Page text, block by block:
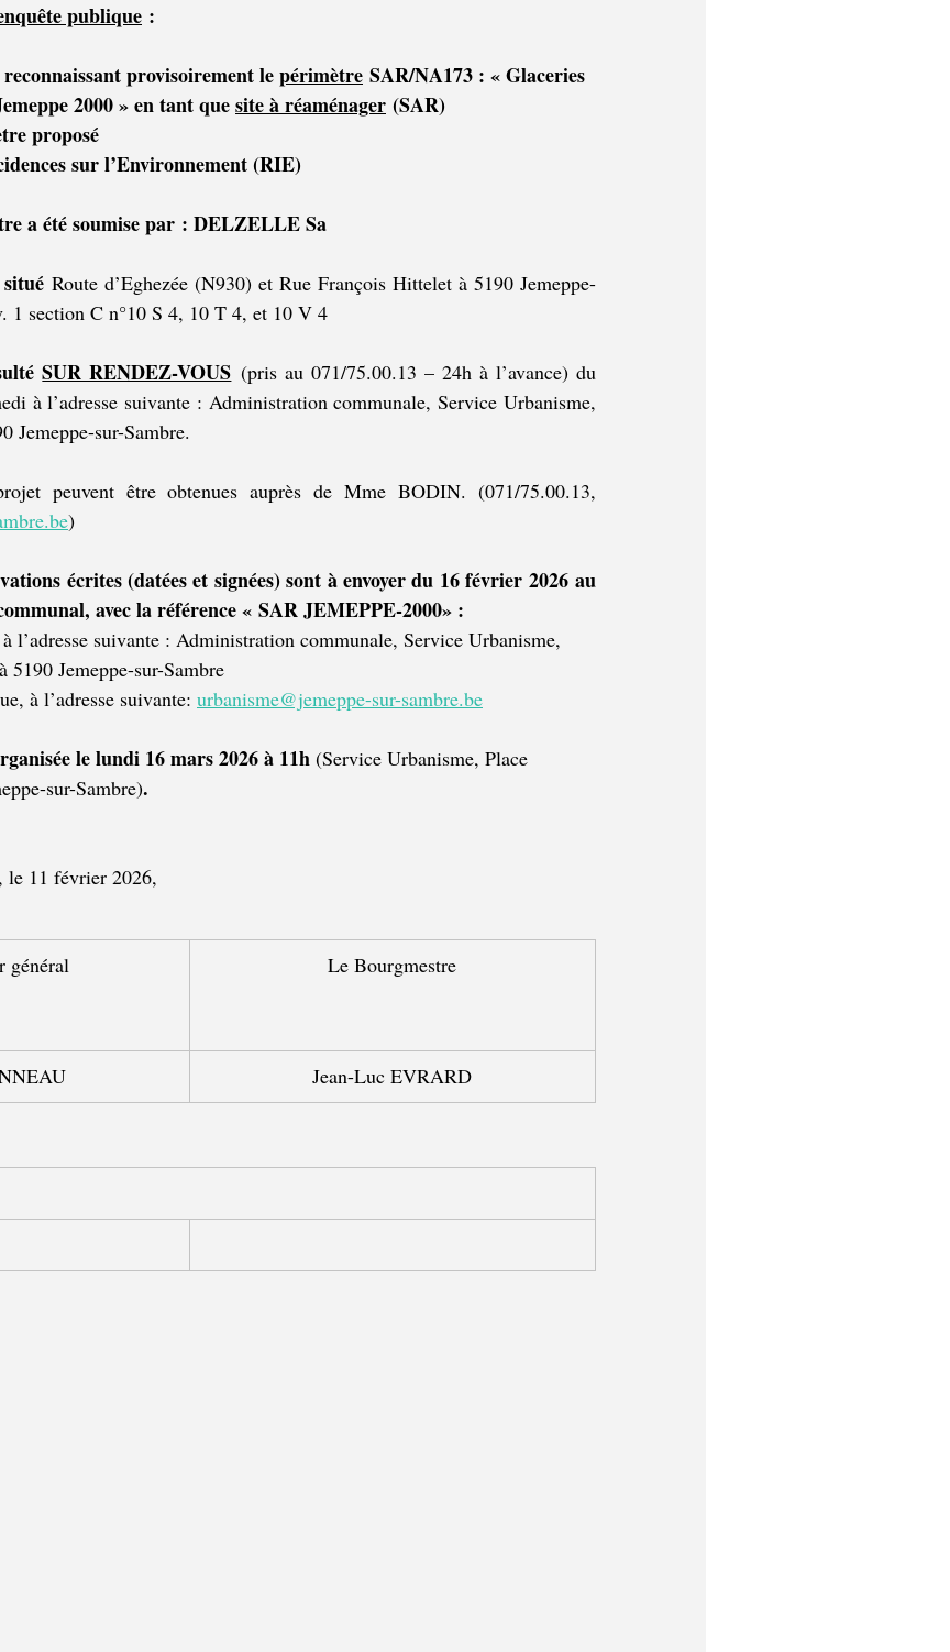
publique :
provisoirement le périmètre SAR/NA173 : « Glaceries
2000 » en tant que site à réaménager (SAR)
proposé
sur l’Environnement (RIE)
a été soumise par : DELZELLE Sa
Route d’Eghezée (N930) et Rue François Hittelet à 5190 Jemeppe-
1 section C n°10 S 4, 10 T 4, et 10 V 4
SUR RENDEZ-VOUS (pris au 071/75.00.13 – 24h à l’avance) du
à l’adresse suivante : Administration communale, Service Urbanisme,
Jemeppe-sur-Sambre.
)
écrites (datées et signées) sont à envoyer du 16 février 2026 au
avec la référence « SAR JEMEPPE-2000» :
l’adresse suivante : Administration communale, Service Urbanisme,
5190 Jemeppe-sur-Sambre
à l’adresse suivante: urbanisme@jemeppe-sur-sambre.be
le lundi 16 mars 2026 à 11h (Service Urbanisme, Place
sur-Sambre).
le 11 février 2026,
général Le Bourgmestre
Jean-Luc EVRARD